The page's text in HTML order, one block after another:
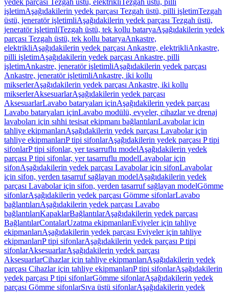
yedek parçası Tezgah üstü, elektrikli Tezgah üstü, pilli
işletimAşağıdakilerin yedek parçası Tezgah üstü, pilli işletimTezgah
üstü, jeneratör işletimliAşağıdakilerin yedek parçası Tezgah üstü,
jeneratör işletimliTezgah üstü, tek kollu bataryaAşağıdakilerin yedek
parçası Tezgah üstü, tek kollu bataryaAnkastre,
elektrikliAşağıdakilerin yedek parçası Ankastre, elektrikliAnkastre,
pilli işletimAşağıdakilerin yedek parçası Ankastre, pilli
işletimAnkastre, jeneratör işletimliAşağıdakilerin yedek parçası
Ankastre, jeneratör işletimliAnkastre, iki kollu
mikserlerAşağıdakilerin yedek parçası Ankastre, iki kollu
mikserlerAksesuarlarAşağıdakilerin yedek parçası
AksesuarlarLavabo bataryaları içinAşağıdakilerin yedek parçası
Lavabo bataryaları içinLavabo modülü, evyeler, cihazlar ve drenaj
lavaboları için sıhhi tesisat ekipmanı bağlantılarıLavabolar için
tahliye ekipmanlarıAşağıdakilerin yedek parçası Lavabolar için
tahliye ekipmanlarıP tipi sifonlarAşağıdakilerin yedek parçası P tipi
sifonlarP tipi sifonlar, yer tasarruflu modelAşağıdakilerin yedek
parçası P tipi sifonlar, yer tasarruflu modelLavabolar için
sifonAşağıdakilerin yedek parçası Lavabolar için sifonLavabolar
için sifon, yerden tasarruf sağlayan modelAşağıdakilerin yedek
parçası Lavabolar için sifon, yerden tasarruf sağlayan modelGömme
sifonlarAşağıdakilerin yedek parçası Gömme sifonlarLavabo
bağlantılarıAşağıdakilerin yedek parçası Lavabo
bağlantılarıKapaklarBağlantılarAşağıdakilerin yedek parçası
BağlantılarContalarUzatma ekipmanlarıEviyeler için tahliye
ekipmanlarıAşağıdakilerin yedek parçası Eviyeler için tahliye
ekipmanlarıP tipi sifonlarAşağıdakilerin yedek parçası P tipi
sifonlarAksesuarlarAşağıdakilerin yedek parçası
AksesuarlarCihazlar için tahliye ekipmanlarıAşağıdakilerin yedek
parçası Cihazlar için tahliye ekipmanlarıP tipi sifonlarAşağıdakilerin
yedek parçası P tipi sifonlarGömme sifonlarAşağıdakilerin yedek
parçası Gömme sifonlarSıva üstü sifonlarAşağıdakilerin yedek